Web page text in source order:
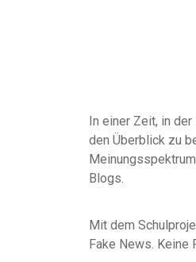
In einer Zeit, in
den Überblick zu
Blogs.
Mit dem
Fake News. Keine